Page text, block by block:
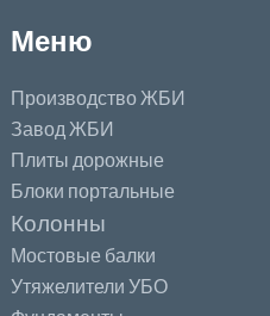
Меню
Производство ЖБИ
Завод ЖБИ
Плиты дорожные
Блоки портальные
Колонны
Мостовые балки
Утяжелители УБО